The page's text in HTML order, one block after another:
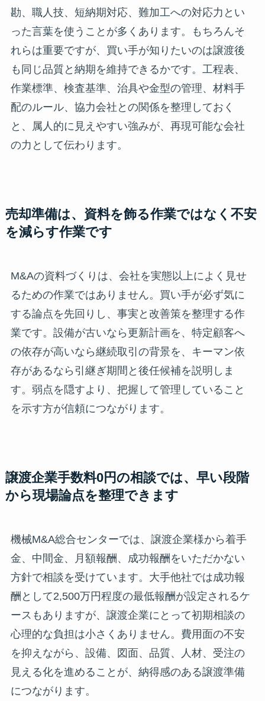
勘、職人技、短納期対応、難加工への対応力とい
った言葉を使うことが多くあります。もちろんそ
れらは重要ですが、買い手が知りたいのは譲渡後
も同じ品質と納期を維持できるかです。工程表、
作業標準、検査基準、治具や金型の管理、材料手
配のルール、協力会社との関係を整理しておく
と、属人的に見えやすい強みが、再現可能な会社
の力として伝わります。
売却準備は、資料を飾る作業ではなく不安
を減らす作業です
M&Aの資料づくりは、会社を実態以上によく見せ
るための作業ではありません。買い手が必ず気に
する論点を先回りし、事実と改善策を整理する作
業です。設備が古いなら更新計画を、特定顧客へ
の依存が高いなら継続取引の背景を、キーマン依
存があるなら引継ぎ期間と後任候補を説明しま
す。弱点を隠すより、把握して管理していること
を示す方が信頼につながります。
譲渡企業手数料0円の相談では、早い段階
から現場論点を整理できます
機械M&A総合センターでは、譲渡企業様から着手
金、中間金、月額報酬、成功報酬をいただかない
方針で相談を受けています。大手他社では成功報
酬として2,500万円程度の最低報酬が設定されるケ
ースもありますが、譲渡企業にとって初期相談の
心理的な負担は小さくありません。費用面の不安
を抑えながら、設備、図面、品質、人材、受注の
見える化を進めることが、納得感のある譲渡準備
につながります。